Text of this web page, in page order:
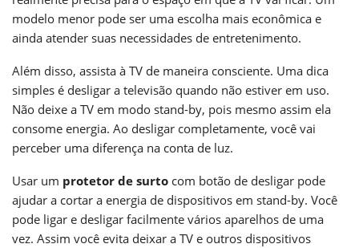
modelo menor pode ser uma escolha mais econômica e
ainda atender suas necessidades de entretenimento.
Além disso, assista à TV de maneira consciente. Uma dica
simples é desligar a televisão quando não estiver em uso.
Não deixe a TV em modo stand-by, pois mesmo assim ela
consome energia. Ao desligar completamente, você vai
perceber uma diferença na conta de luz.
Usar um protetor de surto com botão de desligar pode
ajudar a cortar a energia de dispositivos em stand-by. Você
pode ligar e desligar facilmente vários aparelhos de uma
vez. Assim você evita deixar a TV e outros dispositivos